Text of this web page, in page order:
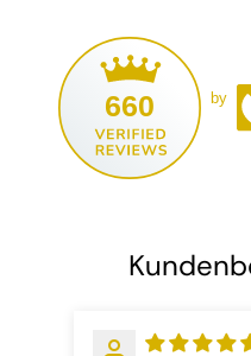
660 by